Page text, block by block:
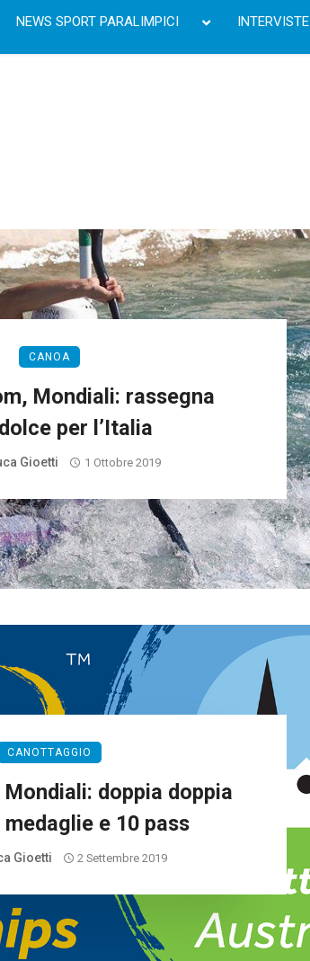
NEWS SPORT PARALIMPICI INTERVISTE
CANOA
Mondiali: rassegna
per l’Italia
Gioetti 1 Ottobre 2019
CANOTTAGGIO
doppia doppia
e 10 pass
Gioetti 2 Settembre 2019